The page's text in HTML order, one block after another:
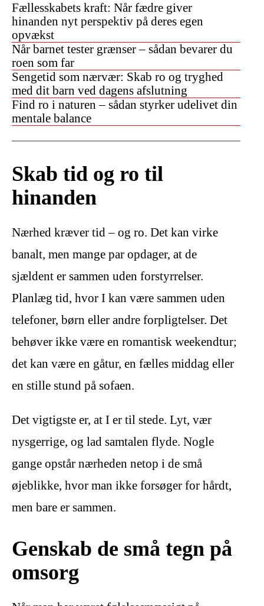
Fællesskabets kraft: Når fædre giver
hinanden nyt perspektiv på deres egen
opvækst
Når barnet tester grænser – sådan bevarer du
roen som far
Sengetid som nærvær: Skab ro og tryghed
med dit barn ved dagens afslutning
Find ro i naturen – sådan styrker udelivet din
mentale balance
Skab tid og ro til
hinanden
Nærhed kræver tid – og ro. Det kan virke
banalt, men mange par opdager, at de
sjældent er sammen uden forstyrrelser.
Planlæg tid, hvor I kan være sammen uden
telefoner, børn eller andre forpligtelser. Det
behøver ikke være en romantisk weekendtur;
det kan være en gåtur, en fælles middag eller
en stille stund på sofaen.
Det vigtigste er, at I er til stede. Lyt, vær
nysgerrige, og lad samtalen flyde. Nogle
gange opstår nærheden netop i de små
øjeblikke, hvor man ikke forsøger for hårdt,
men bare er sammen.
Genskab de små tegn på
omsorg